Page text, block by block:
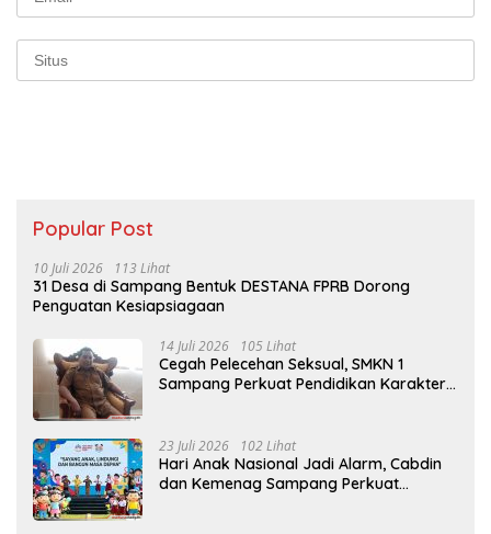
Popular Post
10 Juli 2026 113 Lihat
31 Desa di Sampang Bentuk DESTANA FPRB Dorong
Penguatan Kesiapsiagaan
14 Juli 2026 105 Lihat
Cegah Pelecehan Seksual, SMKN 1
Sampang Perkuat Pendidikan Karakter
23 Juli 2026 102 Lihat
Hari Anak Nasional Jadi Alarm, Cabdin
dan Kemenag Sampang Perkuat